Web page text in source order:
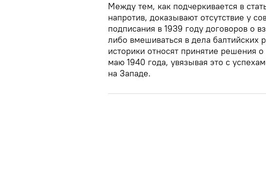
Между тем, как подчеркивается в
напротив, доказывают отсутствие у
подписания в 1939 году договоров о
либо вмешиваться в дела балтийских
историки относят принятие решения
маю 1940 года, увязывая это с
на Западе.